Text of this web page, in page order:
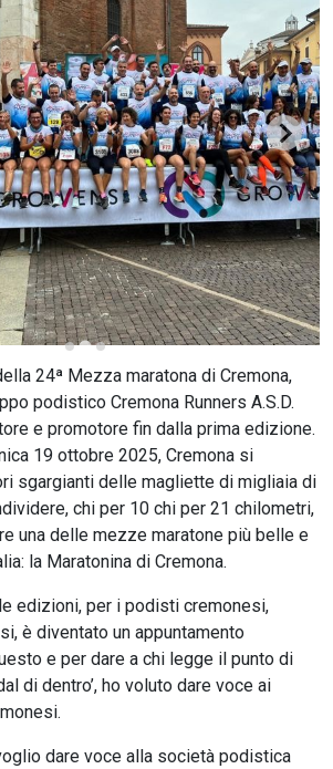
24ª Mezza maratona di Cremona,
podistico Cremona Runners A.S.D.
e promotore fin dalla prima edizione.
19 ottobre 2025, Cremona si
sgargianti delle magliette di migliaia di
chi per 10 chi per 21 chilometri,
una delle mezze maratone più belle e
la Maratonina di Cremona.
edizioni, per i podisti cremonesi,
è diventato un appuntamento
e per dare a chi legge il punto di
di dentro’, ho voluto dare voce ai
dare voce alla società podistica